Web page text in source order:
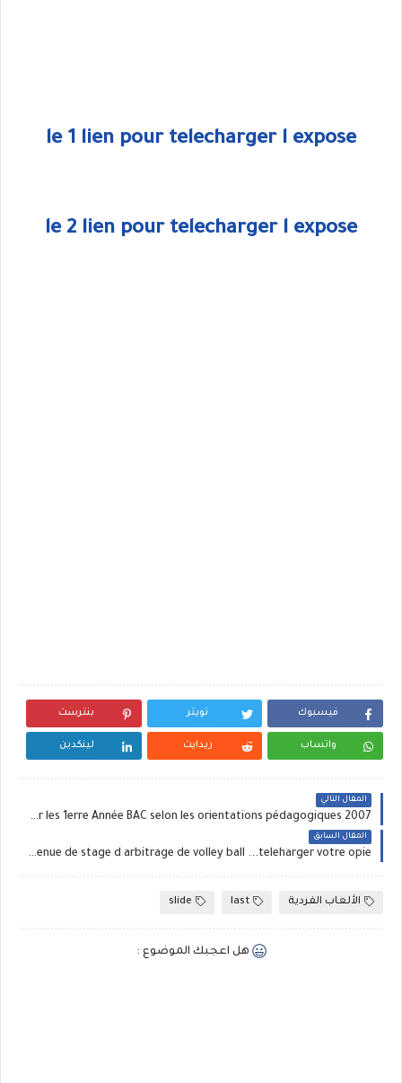
le 1 lien pour telecharger l expose
le 2 lien pour telecharger l expose
فيسبوك تويتر بنترست
واتساب ريدايت لينكدين
المقال التالي
un très bon cycle de 10 séances de hand ball pour les 1erre Année BAC selon les orientations pédagogiques 2007 ‏
المقال السابق
les documents de contenue de stage d arbitrage de volley ball ...teleharger votre opie
الألعاب الفردية last
slide
هل اعجبك الموضوع :